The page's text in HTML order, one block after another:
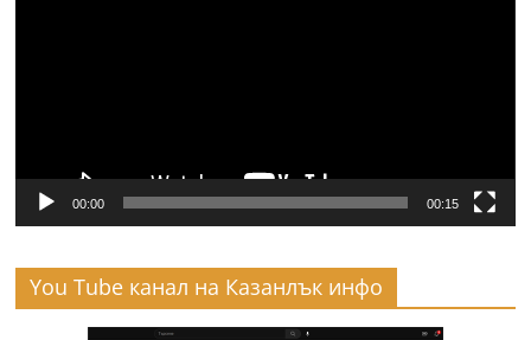
00:00 00:15
You Tube канал на Казанлък инфо